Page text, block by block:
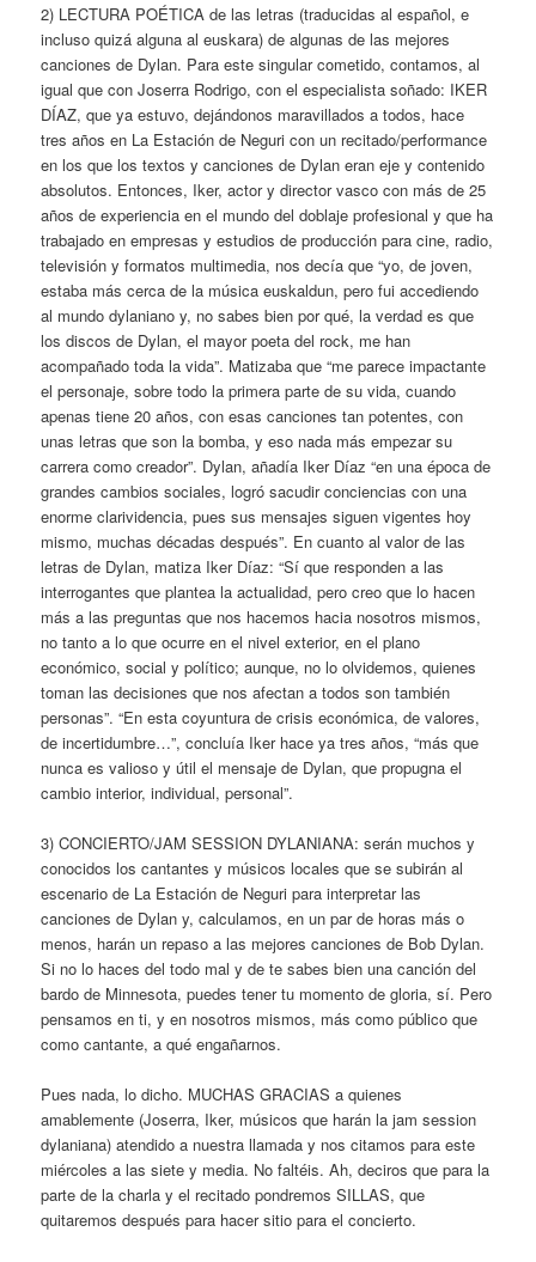
2) LECTURA POÉTICA de las letras (traducidas al español, e
incluso quizá alguna al euskara) de algunas de las mejores
canciones de Dylan. Para este singular cometido, contamos, al
igual que con Joserra Rodrigo, con el especialista soñado: IKER
DÍAZ, que ya estuvo, dejándonos maravillados a todos, hace
tres años en La Estación de Neguri con un recitado/performance
en los que los textos y canciones de Dylan eran eje y contenido
absolutos. Entonces, Iker, actor y director vasco con más de 25
años de experiencia en el mundo del doblaje profesional y que ha
trabajado en empresas y estudios de producción para cine, radio,
televisión y formatos multimedia, nos decía que “yo, de joven,
estaba más cerca de la música euskaldun, pero fui accediendo
al mundo dylaniano y, no sabes bien por qué, la verdad es que
los discos de Dylan, el mayor poeta del rock, me han
acompañado toda la vida”. Matizaba que “me parece impactante
el personaje, sobre todo la primera parte de su vida, cuando
apenas tiene 20 años, con esas canciones tan potentes, con
unas letras que son la bomba, y eso nada más empezar su
carrera como creador”. Dylan, añadía Iker Díaz “en una época de
grandes cambios sociales, logró sacudir conciencias con una
enorme clarividencia, pues sus mensajes siguen vigentes hoy
mismo, muchas décadas después”. En cuanto al valor de las
letras de Dylan, matiza Iker Díaz: “Sí que responden a las
interrogantes que plantea la actualidad, pero creo que lo hacen
más a las preguntas que nos hacemos hacia nosotros mismos,
no tanto a lo que ocurre en el nivel exterior, en el plano
económico, social y político; aunque, no lo olvidemos, quienes
toman las decisiones que nos afectan a todos son también
personas”. “En esta coyuntura de crisis económica, de valores,
de incertidumbre…”, concluía Iker hace ya tres años, “más que
nunca es valioso y útil el mensaje de Dylan, que propugna el
cambio interior, individual, personal”.
3) CONCIERTO/JAM SESSION DYLANIANA: serán muchos y
conocidos los cantantes y músicos locales que se subirán al
escenario de La Estación de Neguri para interpretar las
canciones de Dylan y, calculamos, en un par de horas más o
menos, harán un repaso a las mejores canciones de Bob Dylan.
Si no lo haces del todo mal y de te sabes bien una canción del
bardo de Minnesota, puedes tener tu momento de gloria, sí. Pero
pensamos en ti, y en nosotros mismos, más como público que
como cantante, a qué engañarnos.
Pues nada, lo dicho. MUCHAS GRACIAS a quienes
amablemente (Joserra, Iker, músicos que harán la jam session
dylaniana) atendido a nuestra llamada y nos citamos para este
miércoles a las siete y media. No faltéis. Ah, deciros que para la
parte de la charla y el recitado pondremos SILLAS, que
quitaremos después para hacer sitio para el concierto.